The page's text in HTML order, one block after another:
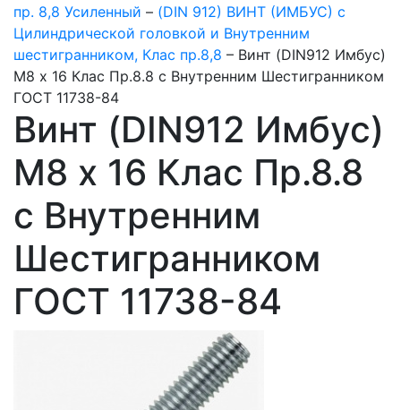
пр. 8,8 Усиленный – (DIN 912) ВИНТ (ИМБУС) с
Цилиндрической головкой и Внутренним
шестигранником, Клас пр.8,8 – Винт (DIN912 Имбус)
М8 х 16 Клас Пр.8.8 с Внутренним Шестигранником
ГОСТ 11738-84
Винт (DIN912 Имбус)
М8 х 16 Клас Пр.8.8
с Внутренним
Шестигранником
ГОСТ 11738-84